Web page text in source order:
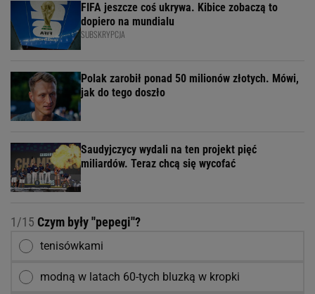
FIFA jeszcze coś ukrywa. Kibice zobaczą to
dopiero na mundialu
SUBSKRYPCJA
Polak zarobił ponad 50 milionów złotych. Mówi,
jak do tego doszło
Saudyjczycy wydali na ten projekt pięć
miliardów. Teraz chcą się wycofać
1/15 Czym były ''pepegi''?
tenisówkami
modną w latach 60-tych bluzką w kropki